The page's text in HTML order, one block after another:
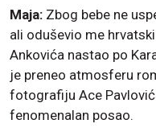
Maja: Zbog bebe ne
ali oduševio me
Ankovića nastao po
je preneo atmosferu
fotografiju Ace
fenomenalan posao.